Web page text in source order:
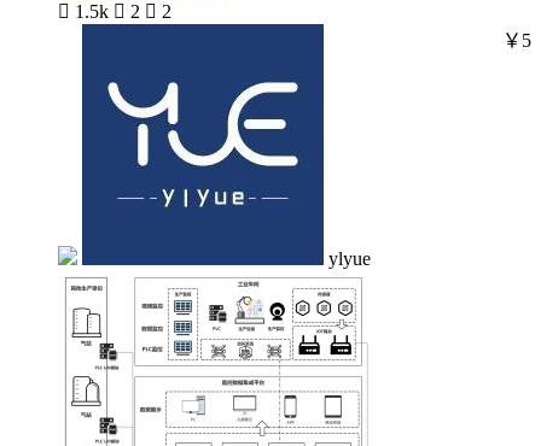
 1.5k  2  2
ylyue
￥5